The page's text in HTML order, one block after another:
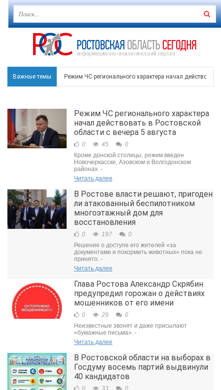
Важные темы Режим ЧС регионального характера начал
В Ростове задержан подозреваемый в ночном
Среди детей, ставших жертвами вражеской атаки в
Около 150 беспилотников прошедшей ночью
Режим ЧС регионального характера
начал действовать в Ростовской
области с вечера 5 августа
0 45
0
Кроме донской столицы, режим введен
Новочеркасске, Азовском и Волгодонском
районах. -
Читать далее
В Ростове власти решают, пригоден
ли атакованный беспилотником
многоэтажный дом для
восстановления
0 197
0
Решение о доступе его жителей «за
документами и покормить животных» пока не
принято. -
Читать далее
Глава Ростова Александр Скрябин
предупредил горожан о действиях
мошенников от его имени
0 29
0
Неизвестные звонят и даже присылают
«бумажные письма». -
Читать далее
В Ростовской области на выборах в
Госдуму восемь партий выдвинули
40 кандидатов
0 33
0